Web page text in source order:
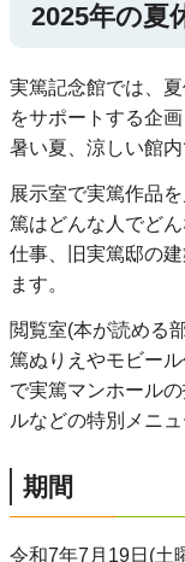
2025年の夏
実篤記念館では、
をサポートする企画
暑い夏、涼しい館
展示室で実篤作品
篤はどんな人でど
仕事、旧実篤邸の
ます。
閲覧室(本が読める
篤ぬりえやモビー
で実篤マンホール
ルなどの特別メニュ
期間
令和7年7月19日(土